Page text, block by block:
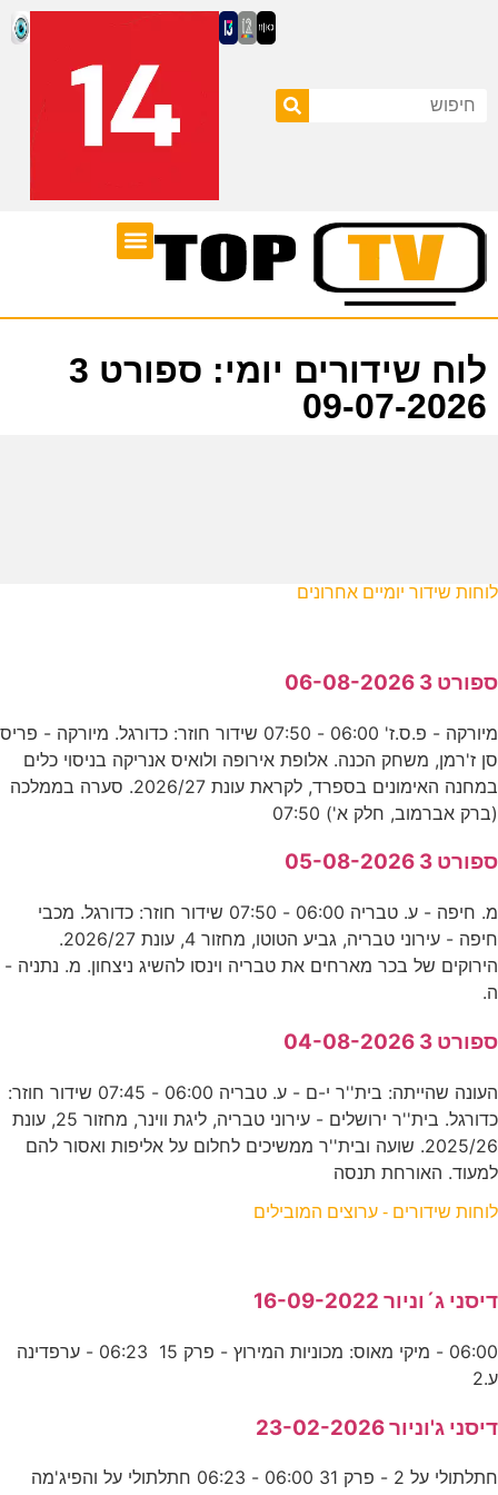
לוח שידורים יומי: ספורט 3
09-07-2026
לוחות שידור יומיים אחרונים
ספורט 3 06-08-2026
מיורקה - פ.ס.ז' 06:00 - 07:50 שידור חוזר: כדורגל. מיורקה - פריס
סן ז'רמן, משחק הכנה. אלופת אירופה ולואיס אנריקה בניסוי כלים
במחנה האימונים בספרד, לקראת עונת 2026/27. סערה בממלכה
(ברק אברמוב, חלק א') 07:50
ספורט 3 05-08-2026
מ. חיפה - ע. טבריה 06:00 - 07:50 שידור חוזר: כדורגל. מכבי
חיפה - עירוני טבריה, גביע הטוטו, מחזור 4, עונת 2026/27.
הירוקים של בכר מארחים את טבריה וינסו להשיג ניצחון. מ. נתניה -
ה.
ספורט 3 04-08-2026
העונה שהייתה: בית''ר י-ם - ע. טבריה 06:00 - 07:45 שידור חוזר:
כדורגל. בית''ר ירושלים - עירוני טבריה, ליגת ווינר, מחזור 25, עונת
2025/26. שועה ובית''ר ממשיכים לחלום על אליפות ואסור להם
למעוד. האורחת תנסה
לוחות שידורים - ערוצים המובילים
דיסני ג´וניור 16-09-2022
06:00 - מיקי מאוס: מכוניות המירוץ - פרק 15 06:23 - ערפדינה
ע.2
דיסני ג'וניור 23-02-2026
חתלתולי על 2 - פרק 31 06:00 - 06:23 חתלתולי על והפיג'מה